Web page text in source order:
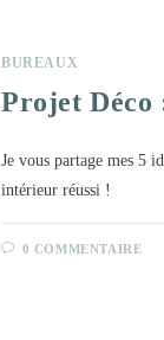
BUREAUX
Projet Déco
Je vous partage mes 5
intérieur réussi !
0 COMMENTAIRE